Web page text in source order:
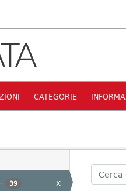
CATEGORIE
- 39 x